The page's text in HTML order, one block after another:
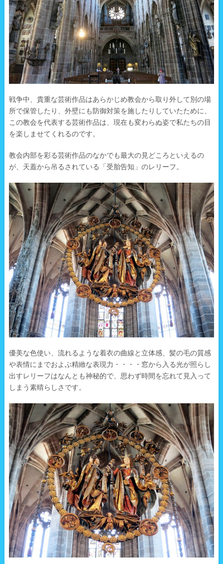
戦争中、貴重な芸術作品はあらかじめ教会から取り外して別の場
所で保管したり、外壁にも防御対策を施したりしていたために、
この教会を代表する芸術作品は、現在も変わらぬ姿で私たちの目
を楽しませてくれるのです。
教会内部を彩る芸術作品のなかでも最大の見どころといえるの
が、天蓋から吊るされている「受胎告知」のレリーフ。
優美な色使い、流れるような着衣の曲線と立体感、髪の毛の質感
や表情にまでおよぶ精緻な表現力・・・・窓から入る光が照らし
出すレリーフはなんとも神秘的で、思わず時間を忘れて見入って
しまう素晴らしさです。